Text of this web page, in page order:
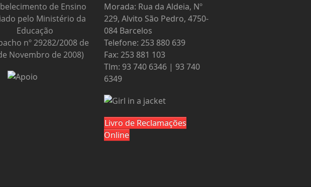
de Ensino
pelo Ministério da
Educação
nº 29282/2008 de
Novembro de 2008)
Morada: Rua da Aldeia, Nº
229, Alvito São Pedro, 4750-
084 Barcelos
Telefone: 253 880 639
Fax: 253 881 103
Tlm: 93 740 6346 | 93 740
6349
Livro de Reclamações
Online